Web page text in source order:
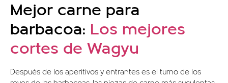
Mejor carne para
barbacoa: Los mejores
cortes de Wagyu
Después de los aperitivos y entrantes es el turno de los